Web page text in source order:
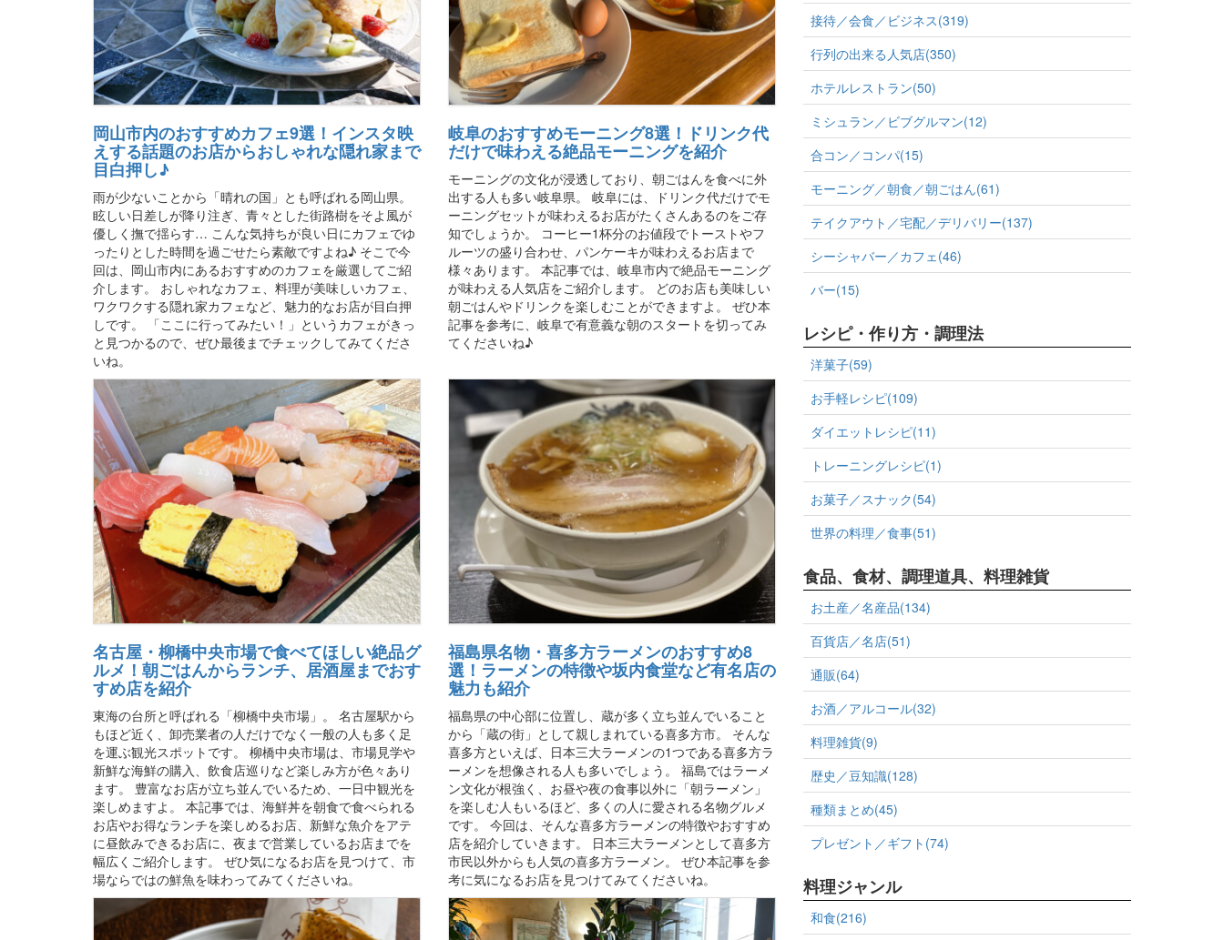
岡山市内のおすすめカフェ9選！インスタ映
えする話題のお店からおしゃれな隠れ家まで
目白押し♪
雨が少ないことから「晴れの国」とも呼ばれる岡山県。
眩しい日差しが降り注ぎ、青々とした街路樹をそよ風が
優しく撫で揺らす… こんな気持ちが良い日にカフェでゆ
ったりとした時間を過ごせたら素敵ですよね♪ そこで今
回は、岡山市内にあるおすすめのカフェを厳選してご紹
介します。 おしゃれなカフェ、料理が美味しいカフェ、
ワクワクする隠れ家カフェなど、魅力的なお店が目白押
しです。 「ここに行ってみたい！」というカフェがきっ
と見つかるので、ぜひ最後までチェックしてみてくださ
いね。
岐阜のおすすめモーニング8選！ドリンク代
だけで味わえる絶品モーニングを紹介
モーニングの文化が浸透しており、朝ごはんを食べに外
出する人も多い岐阜県。 岐阜には、ドリンク代だけでモ
ーニングセットが味わえるお店がたくさんあるのをご存
知でしょうか。 コーヒー1杯分のお値段でトーストやフ
ルーツの盛り合わせ、パンケーキが味わえるお店まで
様々あります。 本記事では、岐阜市内で絶品モーニング
が味わえる人気店をご紹介します。 どのお店も美味しい
朝ごはんやドリンクを楽しむことができますよ。 ぜひ本
記事を参考に、岐阜で有意義な朝のスタートを切ってみ
てくださいね♪
名古屋・柳橋中央市場で食べてほしい絶品グ
ルメ！朝ごはんからランチ、居酒屋までおす
すめ店を紹介
東海の台所と呼ばれる「柳橋中央市場」。 名古屋駅から
もほど近く、卸売業者の人だけでなく一般の人も多く足
を運ぶ観光スポットです。 柳橋中央市場は、市場見学や
新鮮な海鮮の購入、飲食店巡りなど楽しみ方が色々あり
ます。 豊富なお店が立ち並んでいるため、一日中観光を
楽しめますよ。 本記事では、海鮮丼を朝食で食べられる
お店やお得なランチを楽しめるお店、新鮮な魚介をアテ
に昼飲みできるお店に、夜まで営業しているお店までを
幅広くご紹介します。 ぜひ気になるお店を見つけて、市
場ならではの鮮魚を味わってみてくださいね。
福島県名物・喜多方ラーメンのおすすめ8
選！ラーメンの特徴や坂内食堂など有名店の
魅力も紹介
福島県の中心部に位置し、蔵が多く立ち並んでいること
から「蔵の街」として親しまれている喜多方市。 そんな
喜多方といえば、日本三大ラーメンの1つである喜多方ラ
ーメンを想像される人も多いでしょう。 福島ではラーメ
ン文化が根強く、お昼や夜の食事以外に「朝ラーメン」
を楽しむ人もいるほど、多くの人に愛される名物グルメ
です。 今回は、そんな喜多方ラーメンの特徴やおすすめ
店を紹介していきます。 日本三大ラーメンとして喜多方
市民以外からも人気の喜多方ラーメン。 ぜひ本記事を参
考に気になるお店を見つけてみてくださいね。
接待／会食／ビジネス(319)
行列の出来る人気店(350)
ホテルレストラン(50)
ミシュラン／ビブグルマン(12)
合コン／コンパ(15)
モーニング／朝食／朝ごはん(61)
テイクアウト／宅配／デリバリー(137)
シーシャバー／カフェ(46)
バー(15)
レシピ・作り方・調理法
洋菓子(59)
お手軽レシピ(109)
ダイエットレシピ(11)
トレーニングレシピ(1)
お菓子／スナック(54)
世界の料理／食事(51)
食品、食材、調理道具、料理雑貨
お土産／名産品(134)
百貨店／名店(51)
通販(64)
お酒／アルコール(32)
料理雑貨(9)
歴史／豆知識(128)
種類まとめ(45)
プレゼント／ギフト(74)
料理ジャンル
和食(216)